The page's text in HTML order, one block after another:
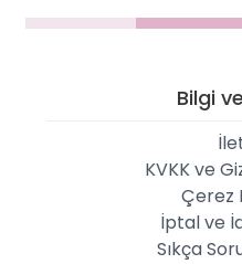
Bilgi
KVKK ve
Çerez
İptal ve
Sıkça